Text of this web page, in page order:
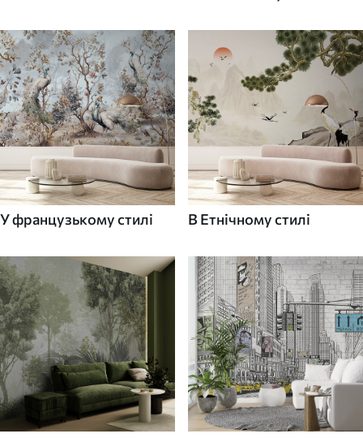
У французькому стилі В Етнічному стилі